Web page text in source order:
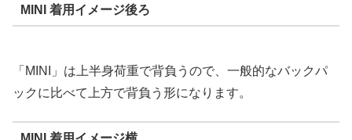
MINI 着用イメージ後ろ
「MINI」は上半身荷重で背負うので、一般的なバックパ
ックに比べて上方で背負う形になります。